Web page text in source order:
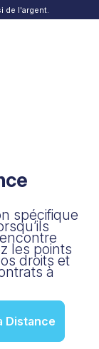
de l'argent.
spécifique
les points
droits et
à
Distance